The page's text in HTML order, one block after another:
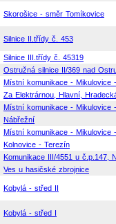
Skorošice - směr Tomíkovice
Silnice II.třídy č. 453
Silnice III.třídy č. 45319
Ostružná silnice II/369 nad
Místní komunikace - Mikulovice
Za Elektrárnou, Hlavní,
Místní komunikace - Mikulovice
Nábřežní
Místní komunikace - Mikulovice -
Kolnovice - Terezín
Komunikace III/4551 u č.p.147,
Ves u hasičské zbrojnice
Kobylá - střed II
Kobylá - střed I